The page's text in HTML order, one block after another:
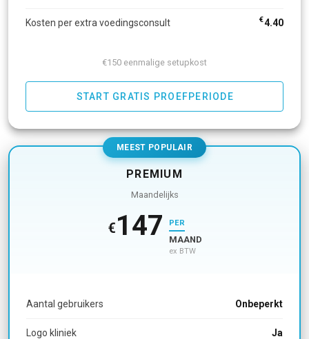
Kosten per extra voedingsconsult €4.40
€150 eenmalige setupkost
START GRATIS PROEFPERIODE
MEEST POPULAIR
PREMIUM
Maandelijks
€147 PER
MAAND
ex BTW
Aantal gebruikers Onbeperkt
Logo kliniek Ja